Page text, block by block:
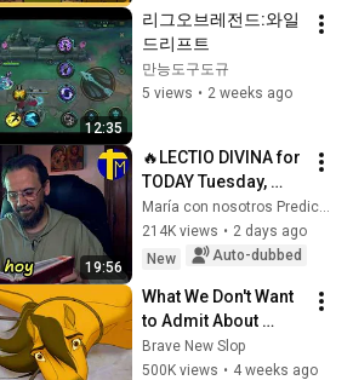
12:35
리그오브레전드:와일
드리프트
만능도구도규
5 views • 2 weeks ago
19:56
🔥LECTIO DIVINA for
TODAY Tuesday,
August 4, 2026 🙏
TODAY'S GOSPEL
Tuesday 8/4/2026
María con nosotros Predicaciones
214K views • 2 days ago
New
Auto-dubbed
What We Don't Want
to Admit About
Modern Men
Brave New Slop
500K views • 4 weeks ago